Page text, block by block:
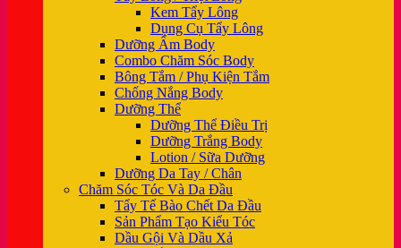
Kem Tẩy Lông
Dụng Cụ Tẩy Lông
Dưỡng Ẩm Body
Combo Chăm Sóc Body
Bông Tắm / Phụ Kiện Tắm
Chống Nắng Body
Dưỡng Thể
Dưỡng Thể Điều Trị
Dưỡng Trắng Body
Lotion / Sữa Dưỡng
Dưỡng Da Tay / Chân
Chăm Sóc Tóc Và Da Đầu
Tẩy Tế Bào Chết Da Đầu
Sản Phẩm Tạo Kiểu Tóc
Dầu Gội Và Dầu Xả